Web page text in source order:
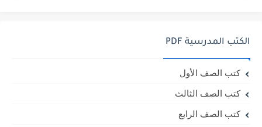
الكتب المدرسية PDF
كتب الصف الأول
كتب الصف الثالث
كتب الصف الرابع